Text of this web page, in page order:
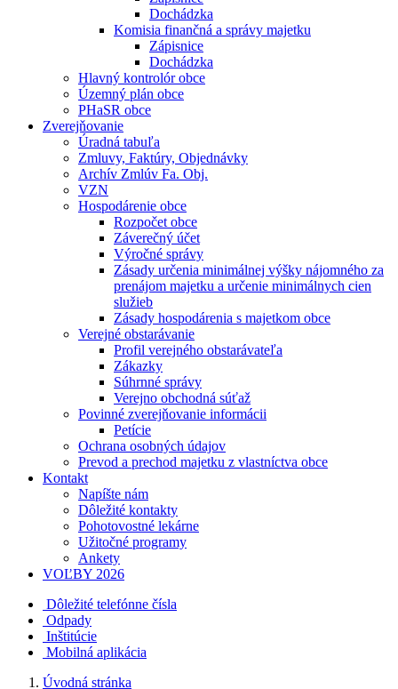
Dochádzka
Komisia finančná a správy majetku
Zápisnice
Dochádzka
Hlavný kontrolór obce
Územný plán obce
PHaSR obce
Zverejňovanie
Úradná tabuľa
Zmluvy, Faktúry, Objednávky
Archív Zmlúv Fa. Obj.
VZN
Hospodárenie obce
Rozpočet obce
Záverečný účet
Výročné správy
Zásady určenia minimálnej výšky nájomného za
prenájom majetku a určenie minimálnych cien
služieb
Zásady hospodárenia s majetkom obce
Verejné obstarávanie
Profil verejného obstarávateľa
Zákazky
Súhrnné správy
Verejno obchodná súťaž
Povinné zverejňovanie informácii
Petície
Ochrana osobných údajov
Prevod a prechod majetku z vlastníctva obce
Kontakt
Napíšte nám
Dôležité kontakty
Pohotovostné lekárne
Užitočné programy
Ankety
VOĽBY 2026
Dôležité telefónne čísla
Odpady
Inštitúcie
Mobilná aplikácia
Úvodná stránka